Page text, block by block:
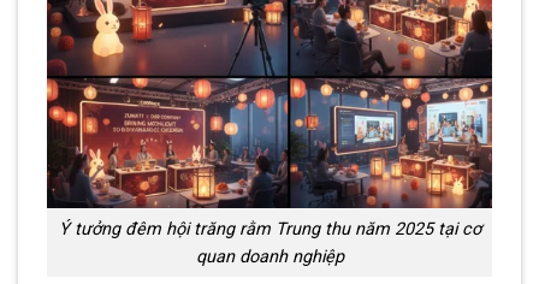
Ý tưởng đêm hội trăng rằm Trung thu năm 2025 tại cơ
quan doanh nghiệp